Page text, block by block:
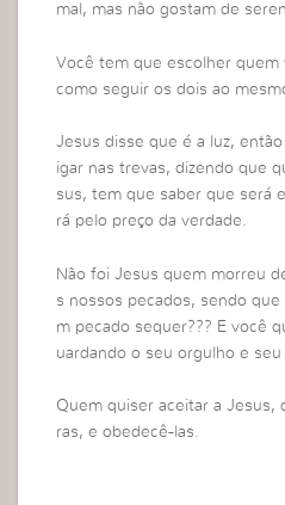
mal, mas não gostam de
Você tem que escolher quem
como seguir os dois ao
Jesus disse que é a luz,
igar nas trevas, dizendo que
sus, tem que saber que será
rá pelo preço da verdade.
Não foi Jesus quem morreu
s nossos pecados, sendo
m pecado sequer??? E você
uardando o seu orgulho e seu
Quem quiser aceitar a Jesus,
ras, e obedecê-las.